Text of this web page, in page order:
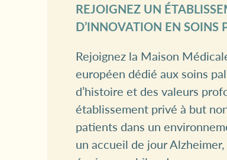
REJOIGNEZ UN
D’INNOVATION EN SOINS
Rejoignez la Maison
européen dédié aux soins
d’histoire et des valeurs
établissement privé à but
patients dans un
un accueil de jour